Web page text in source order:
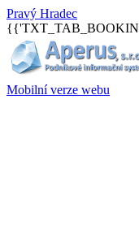
Pravý Hradec
Mobilní verze webu